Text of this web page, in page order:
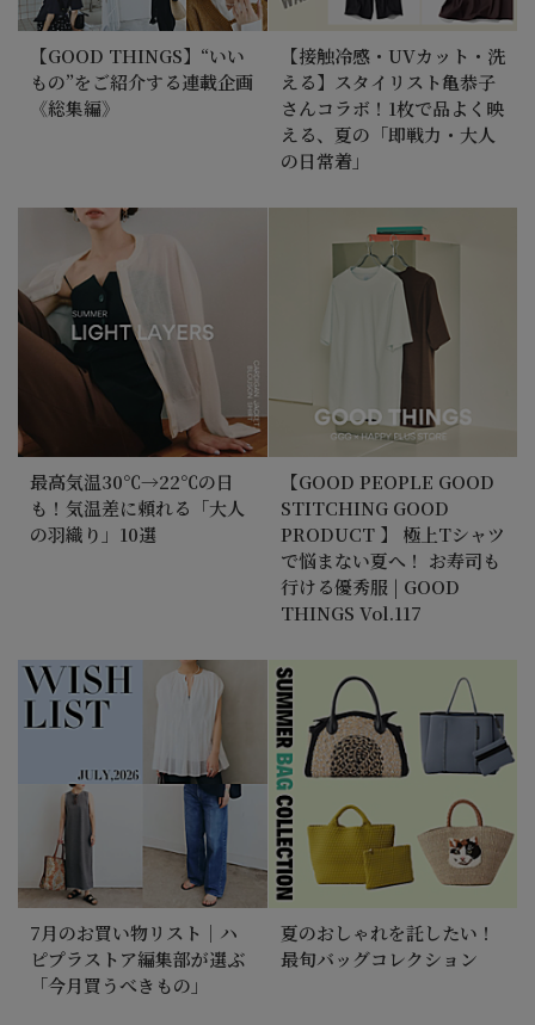
【GOOD THINGS】“いい
もの”をご紹介する連載企画
《総集編》
【接触冷感・UVカット・洗
える】スタイリスト亀恭子
さんコラボ！1枚で品よく映
える、夏の「即戦力・大人
の日常着」
最高気温30℃→22℃の日
も！気温差に頼れる「大人
の羽織り」10選
【GOOD PEOPLE GOOD
STITCHING GOOD
PRODUCT 】 極上Tシャツ
で悩まない夏へ！ お寿司も
行ける優秀服 | GOOD
THINGS Vol.117
7月のお買い物リスト｜ハ
ピプラストア編集部が選ぶ
「今月買うべきもの」
夏のおしゃれを託したい！
最旬バッグコレクション